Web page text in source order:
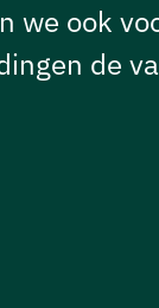
we ook
de